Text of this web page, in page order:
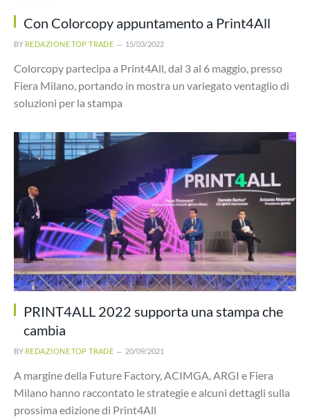
Con Colorcopy appuntamento a Print4All
BY REDAZIONE TOP TRADE 15/03/2022
Colorcopy partecipa a Print4All, dal 3 al 6 maggio, presso
Fiera Milano, portando in mostra un variegato ventaglio di
soluzioni per la stampa
PRINT4ALL 2022 supporta una stampa che
cambia
BY REDAZIONE TOP TRADE 20/09/2021
A margine della Future Factory, ACIMGA, ARGI e Fiera
Milano hanno raccontato le strategie e alcuni dettagli sulla
prossima edizione di Print4All